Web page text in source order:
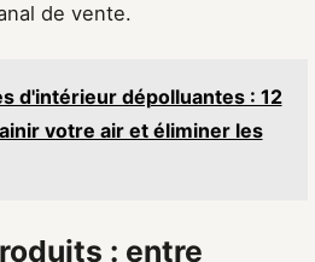
de vente.
d'intérieur dépolluantes : 12
votre air et éliminer les
: entre